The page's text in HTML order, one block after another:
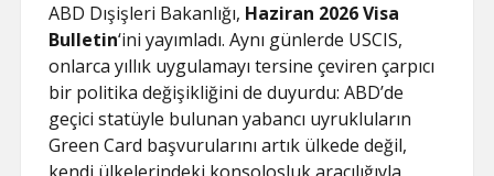
ABD Dışişleri Bakanlığı, Haziran 2026 Visa
Bulletin‘ini yayımladı. Aynı günlerde USCIS,
onlarca yıllık uygulamayı tersine çeviren çarpıcı
bir politika değişikliğini de duyurdu: ABD’de
geçici statüyle bulunan yabancı uyrukluların
Green Card başvurularını artık ülkede değil,